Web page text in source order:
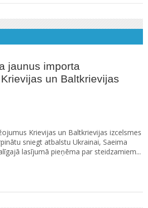
jaunus importa
un Baltkrievijas
Krievijas un Baltkrievijas izcelsmes
sniegt atbalstu Ukrainai, Saeima
lasījumā pieņēma par steidzamiem...